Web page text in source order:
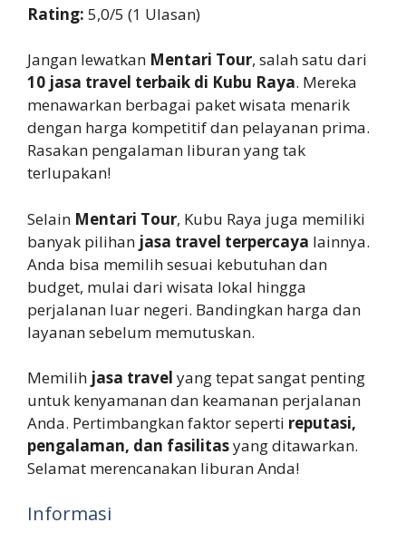
Rating: 5,0/5 (1 Ulasan)
Jangan lewatkan Mentari Tour, salah satu dari
10 jasa travel terbaik di Kubu Raya. Mereka
menawarkan berbagai paket wisata menarik
dengan harga kompetitif dan pelayanan prima.
Rasakan pengalaman liburan yang tak
terlupakan!
Selain Mentari Tour, Kubu Raya juga memiliki
banyak pilihan jasa travel terpercaya lainnya.
Anda bisa memilih sesuai kebutuhan dan
budget, mulai dari wisata lokal hingga
perjalanan luar negeri. Bandingkan harga dan
layanan sebelum memutuskan.
Memilih jasa travel yang tepat sangat penting
untuk kenyamanan dan keamanan perjalanan
Anda. Pertimbangkan faktor seperti reputasi,
pengalaman, dan fasilitasyang ditawarkan.
Selamat merencanakan liburan Anda!
Informasi